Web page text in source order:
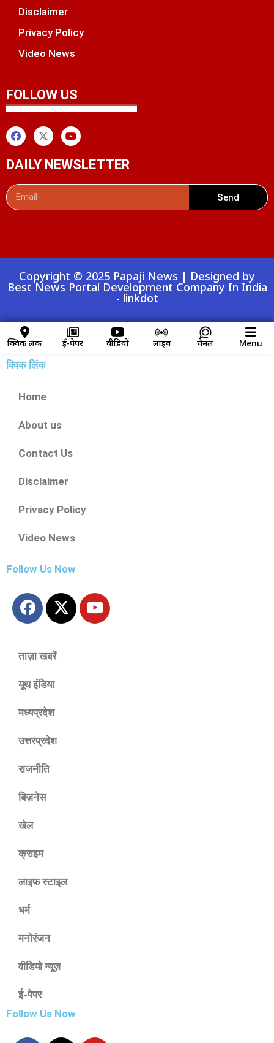
Disclaimer
Privacy Policy
Video News
FOLLOW US
DAILY NEWSLETTER
Send
Copyright © 2025 Papaji News | Designed by
Best News Portal Development Company In India
- linkdot
क्विक लिंक ई-पेपर वीडियो लाइव चैनल Menu
क्विक लिंक
Home
About us
Contact Us
Disclaimer
Privacy Policy
Video News
Follow Us Now
ताज़ा खबरें
यूथ इंडिया
मध्यप्रदेश
उत्तरप्रदेश
राजनीति
बिज़नेस
खेल
क्राइम
लाइफ स्टाइल
धर्म
मनोरंजन
वीडियो न्यूज़
ई-पेपर
Follow Us Now